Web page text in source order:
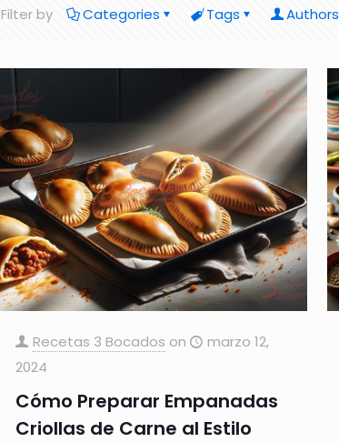
Filter by Categories Tags Authors
Recetas 3 Bocados on
marzo 12,
2024
Cómo Preparar Empanadas
Criollas de Carne al Estilo